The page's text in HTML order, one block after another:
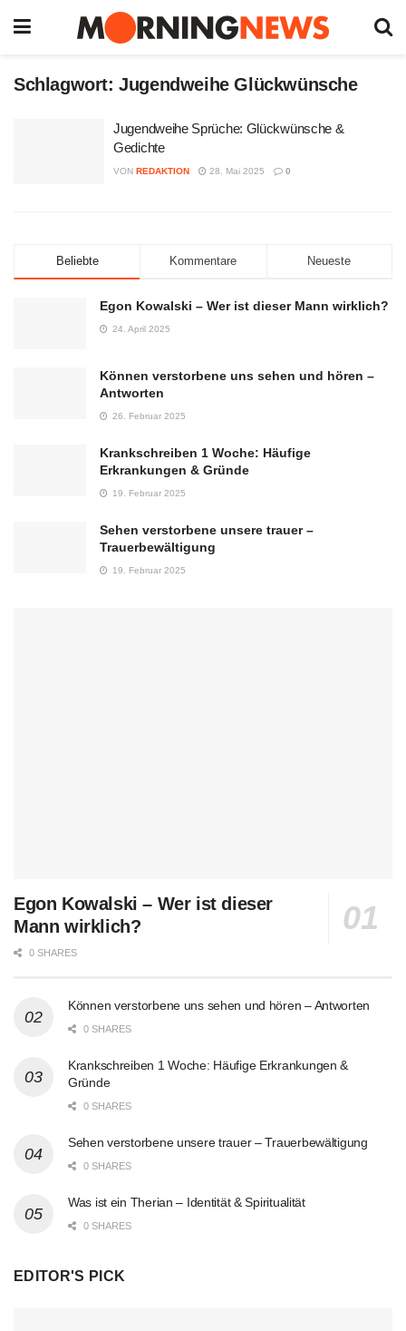
Schlagwort:Jugendweihe Glückwünsche
Jugendweihe Sprüche: Glückwünsche &
Gedichte
VON REDAKTION 28. Mai 2025 0
Beliebte Kommentare Neueste
Egon Kowalski – Wer ist dieser Mann wirklich?
24. April 2025
Können verstorbene uns sehen und hören –
Antworten
26. Februar 2025
Krankschreiben 1 Woche: Häufige
Erkrankungen & Gründe
19. Februar 2025
Sehen verstorbene unsere trauer –
Trauerbewältigung
19. Februar 2025
Egon Kowalski – Wer ist dieser
Mann wirklich?
0 SHARES
Können verstorbene uns sehen und hören – Antworten
0 SHARES
Krankschreiben 1 Woche: Häufige Erkrankungen &
Gründe
0 SHARES
Sehen verstorbene unsere trauer – Trauerbewältigung
0 SHARES
Was ist ein Therian – Identität & Spiritualität
0 SHARES
EDITOR'S PICK